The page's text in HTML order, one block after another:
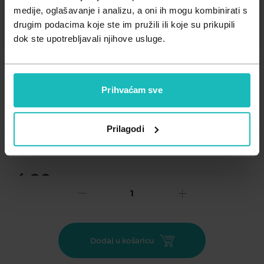
medije, oglašavanje i analizu, a oni ih mogu kombinirati s
drugim podacima koje ste im pružili ili koje su prikupili
dok ste upotrebljavali njihove usluge.
Prihvaćam sve
Prilagodi
Zdravlje muškarca
Zdravlje žene
Minerali
Probiotici i prebiotici
Važna obavijest prema Zakonu o zaštiti potrošača..
6,90
Interdentalno čišćenje neophodno je za održavanje desni i
zuba. Gumeni međuzubni čepovi izvrsno su i nježno rješenje
Dodaj u košaricu